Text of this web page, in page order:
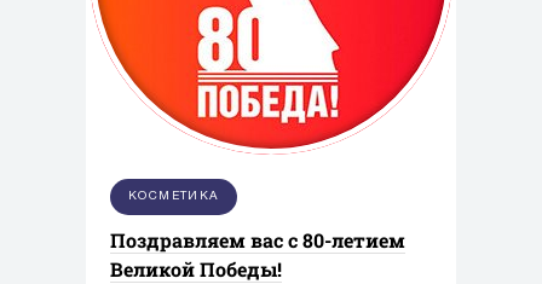
КОСМЕТИКА
Поздравляем вас с 80-летием
Великой Победы!